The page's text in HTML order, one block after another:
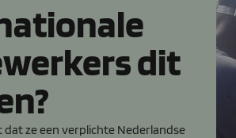
dit
dat ze een verplichte Nederlandse